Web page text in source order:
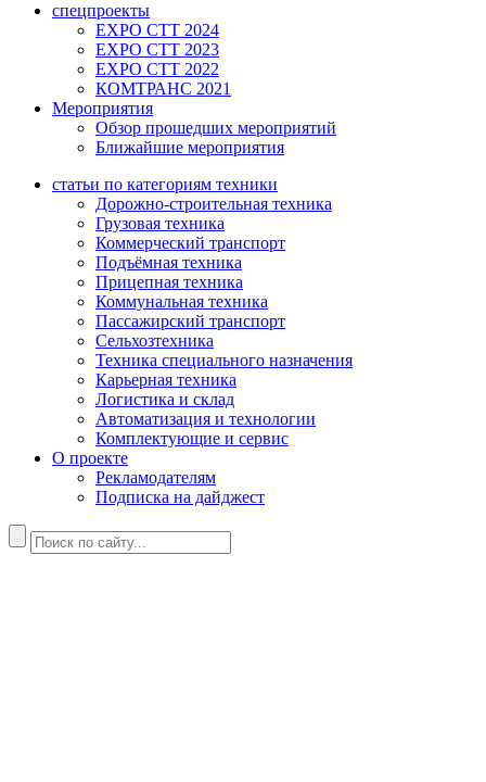
спецпроекты
EXPO CTT 2024
EXPO CTT 2023
EXPO CTT 2022
КОМТРАНС 2021
Мероприятия
Обзор прошедших мероприятий
Ближайшие мероприятия
статьи по категориям техники
Дорожно-строительная техника
Грузовая техника
Коммерческий транспорт
Подъёмная техника
Прицепная техника
Коммунальная техника
Пассажирский транспорт
Сельхозтехника
Техника специального назначения
Карьерная техника
Логистика и склад
Автоматизация и технологии
Комплектующие и сервис
О проекте
Рекламодателям
Подписка на дайджест